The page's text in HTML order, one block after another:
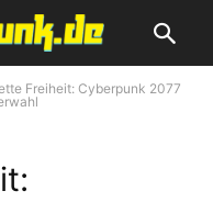
Freiheit: Cyberpunk 2077